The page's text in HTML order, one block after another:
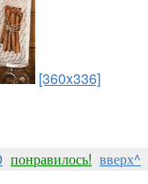
[360x336]
понравилось! вверх^